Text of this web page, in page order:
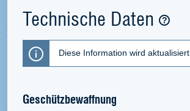
Technische Daten
Diese Information wird aktualisiert
Geschützbewaffnung